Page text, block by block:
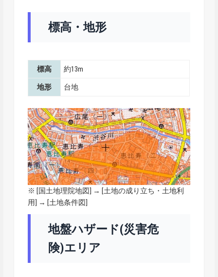
標高・地形
標高 約13m
地形 台地
※ [ 国土地理院地図
] → [土地の成り立ち・土地利
用] → [土地条件図]
地盤ハザード(災害危
険)エリア